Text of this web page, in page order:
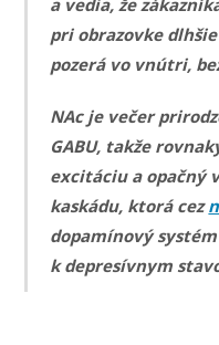
pri obrazovke
pozerá vo vnútri,
NAc je večer
GABU, takže
excitáciu a opačný
kaskádu, ktorá cez
dopamínový
k depresívnym